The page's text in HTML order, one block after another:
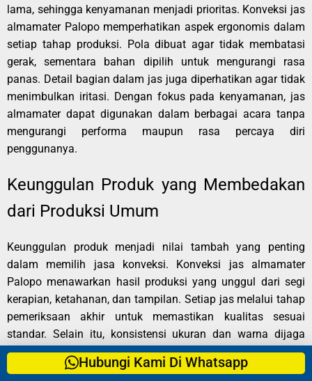
Hubungi Kami Di Whatsapp
lama, sehingga kenyamanan menjadi prioritas. Konveksi jas
almamater Palopo memperhatikan aspek ergonomis dalam
setiap tahap produksi. Pola dibuat agar tidak membatasi
gerak, sementara bahan dipilih untuk mengurangi rasa
panas. Detail bagian dalam jas juga diperhatikan agar tidak
menimbulkan iritasi. Dengan fokus pada kenyamanan, jas
almamater dapat digunakan dalam berbagai acara tanpa
mengurangi performa maupun rasa percaya diri
penggunanya.
Keunggulan Produk yang Membedakan
dari Produksi Umum
Keunggulan produk menjadi nilai tambah yang penting
dalam memilih jasa konveksi. Konveksi jas almamater
Palopo menawarkan hasil produksi yang unggul dari segi
kerapian, ketahanan, dan tampilan. Setiap jas melalui tahap
pemeriksaan akhir untuk memastikan kualitas sesuai
standar. Selain itu, konsistensi ukuran dan warna dijaga
agar seluruh pesanan terlihat seragam. Dengan fokus pada
detail, produk yang dihasilkan mampu bersaing dan